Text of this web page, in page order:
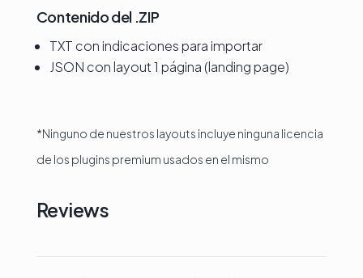
Contenido del .ZIP
TXT con indicaciones para importar
JSON con layout 1 página (landing page)
*Ninguno de nuestros layouts incluye ninguna licencia
de los plugins premium usados en el mismo
Reviews